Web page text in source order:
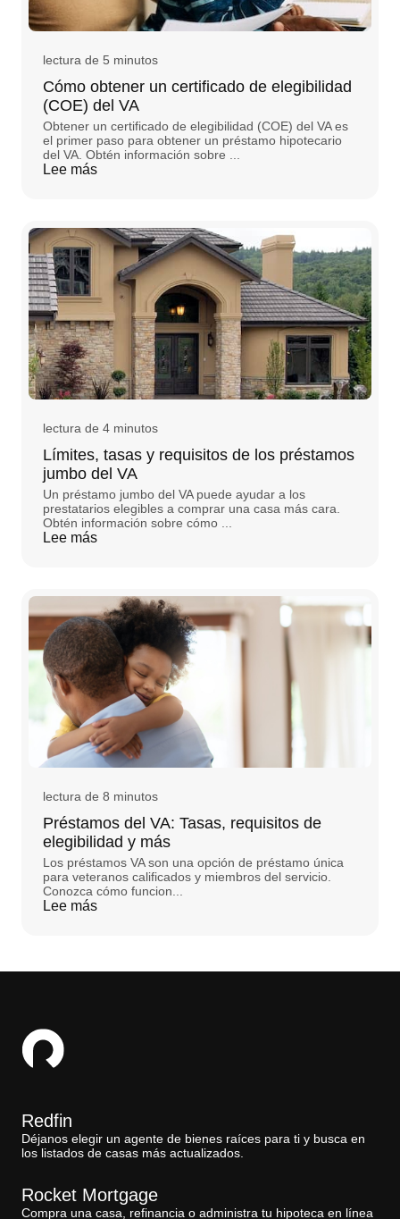
lectura de 5 minutos
Cómo obtener un certificado de elegibilidad
(COE) del VA
Obtener un certificado de elegibilidad (COE) del VA es
el primer paso para obtener un préstamo hipotecario
del VA. Obtén información sobre ...
Lee más
lectura de 4 minutos
Límites, tasas y requisitos de los préstamos
jumbo del VA
Un préstamo jumbo del VA puede ayudar a los
prestatarios elegibles a comprar una casa más cara.
Obtén información sobre cómo ...
Lee más
lectura de 8 minutos
Préstamos del VA: Tasas, requisitos de
elegibilidad y más
Los préstamos VA son una opción de préstamo única
para veteranos calificados y miembros del servicio.
Conozca cómo funcion...
Lee más
Redfin
Déjanos elegir un agente de bienes raíces para ti y busca en
los listados de casas más actualizados.
Rocket Mortgage
Compra una casa, refinancia o administra tu hipoteca en línea